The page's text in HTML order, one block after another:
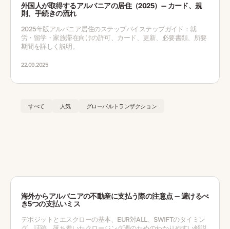
外国人が取得するアルバニアの居住（2025）— カード、規
則、手続きの流れ
2025年版アルバニア居住のステップバイステップガイド：就
労・留学・家族滞在向けの許可、カード、更新、必要書類、所要
期間を詳しく説明。
22.09.2025
すべて 人気 グローバルトランザクション
海外からアルバニアの不動産に支払う際の注意点 — 避けるべ
き5つの支払いミス
デポジットとエスクローの基本、EUR対ALL、SWIFTのタイミン